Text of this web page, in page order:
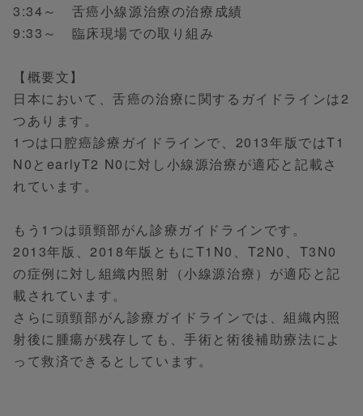
3:34～ 舌癌小線源治療の治療成績
9:33～ 臨床現場での取り組み
【概要文】
日本において、舌癌の治療に関するガイドラインは2
つあります。
1つは口腔癌診療ガイドラインで、2013年版ではT1
N0とearlyT2 N0に対し小線源治療が適応と記載さ
れています。
もう1つは頭頸部がん診療ガイドラインです。
2013年版、2018年版ともにT1N0、T2N0、T3N0
の症例に対し組織内照射（小線源治療）が適応と記
載されています。
さらに頭頸部がん診療ガイドラインでは、組織内照
射後に腫瘍が残存しても、手術と術後補助療法によ
って救済できるとしています。